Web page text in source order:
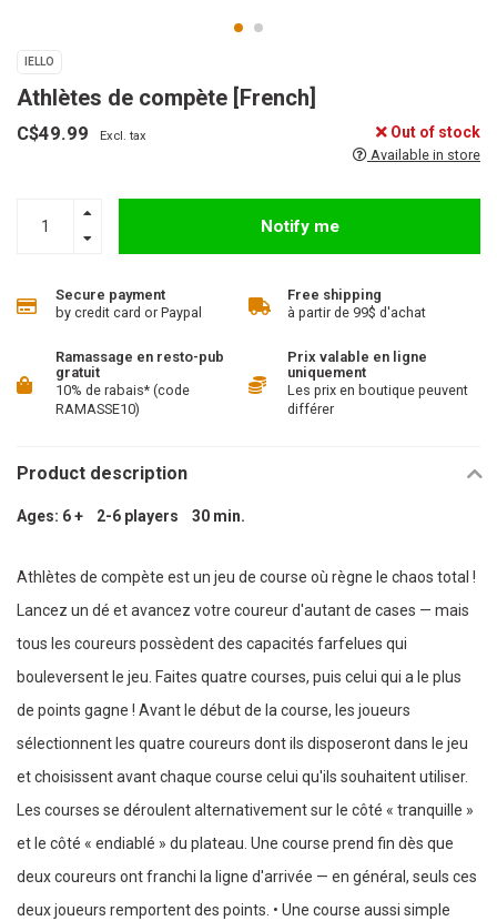
IELLO
Athlètes de compète [French]
C$49.99 Excl. tax Out of stock
Available in store
Notify me
Secure payment
by credit card or Paypal
Free shipping
à partir de 99$ d'achat
Ramassage en resto-pub
gratuit
10% de rabais* (code
RAMASSE10)
Prix valable en ligne
uniquement
Les prix en boutique peuvent
différer
Product description
Ages: 6 + 2-6 players 30 min.
Athlètes de compète est un jeu de course où règne le chaos total !
Lancez un dé et avancez votre coureur d'autant de cases — mais
tous les coureurs possèdent des capacités farfelues qui
bouleversent le jeu. Faites quatre courses, puis celui qui a le plus
de points gagne ! Avant le début de la course, les joueurs
sélectionnent les quatre coureurs dont ils disposeront dans le jeu
et choisissent avant chaque course celui qu'ils souhaitent utiliser.
Les courses se déroulent alternativement sur le côté « tranquille »
et le côté « endiablé » du plateau. Une course prend fin dès que
deux coureurs ont franchi la ligne d'arrivée — en général, seuls ces
deux joueurs remportent des points. • Une course aussi simple